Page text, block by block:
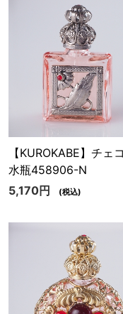
【KUROKABE】チェ
水瓶458906-N
5,170円
(税込)